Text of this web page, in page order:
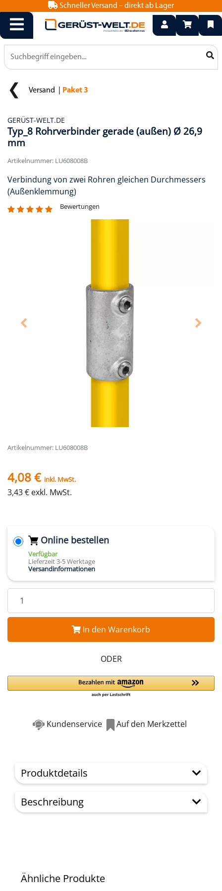
Schneller Versand – direkt ab Lager
0800 15 50 550
info@geruest-welt.de
Versand Paket 3
GERÜST-WELT.DE
Typ_8 Rohrverbinder gerade (außen) Ø 26,9
mm
Artikelnummer: LU608008B
Verbindung von zwei Rohren gleichen Durchmessers
(Außenklemmung)
Bewertungen
Artikelnummer: LU608008B
4,08 € inkl. MwSt.
3,43 € exkl. MwSt.
Online bestellen
Verfügbar
Lieferzeit 3-5 Werktage
Versandinformationen
In den Warenkorb
ODER
Kundenservice Auf den Merkzettel
Produktdetails
Beschreibung
Ähnliche Produkte